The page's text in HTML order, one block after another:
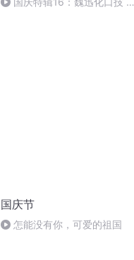
国庆节
怎能没有你，可爱的祖国